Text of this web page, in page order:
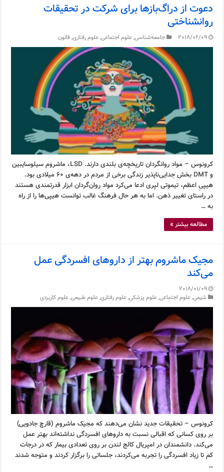
دعوت از دراگ‌بازها برای شرکت در تحقیقات
روانشناختی
2018/06/09 جامعه‌شناسی,علوم اجتماعی,علوم رفتاری,قانون
کرونوس – مواد روانگردان تاریخچه‌ی بلندی دارند. LSD، ماشروم سیلوسایبین
و DMT بخش جدایی‌ناپذیر زندگی برخی از مردم در دهه‌ی ۶۰ میلادی بود.
هیپیِ اعظم، تیموتی لیِری ادعا می‌کرد مواد روان‌گردان ابزار قدرتمندی هستند
در راستای تغییر ذهن. اما به هر حال فرهنگ غالب توانست هیپی‌ها را از راه
به …
مطالعه بیشتر »
مجیک ماشروم بهتر از داروهای افسردگی عمل
می‌کند
2018/01/09
شیمی,علوم اجتماعی,علوم پزشکی,علوم رفتاری,علوم طبیعی,علوم کاربردی
کرونوس – تحقیقات جدید نشان می‌دهند که مجیک ماشروم (قارچ جادویی)
بر روی کسانی که اقبالی نسبت به داروهای افسردگی نداشته‌اند بهتر عمل
می‌کند. دانشمندان در امپریال کالج لندن بر روی تعدادی بیمار که در درجات
کم تا زیاد افسردگی را تجربه می‌کردند، جلساتی را برگزار کردند و متوجه شدند
…